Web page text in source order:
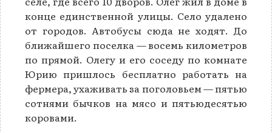
конце единственной улицы. Село удалено
от городов. Автобусы сюда не ходят. До
ближайшего поселка — восемь километров
по прямой. Олегу и его соседу по комнате
Юрию пришлось бесплатно работать на
фермера, ухаживать за поголовьем — пятью
сотнями бычков на мясо и пятьюдесятью
коровами.